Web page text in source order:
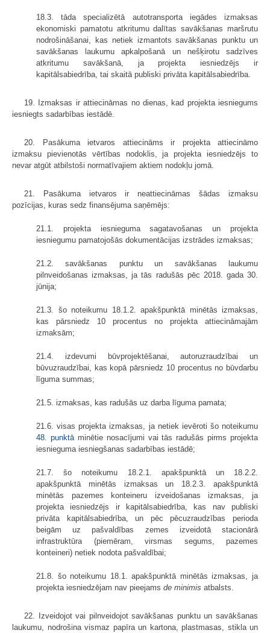
18.3. tāda specializētā autotransporta iegādes izmaksas
ekonomiski pamatotu atkritumu dalītas savākšanas maršrutu
nodrošināšanai, kas netiek izmantots savākšanas punktu un
savākšanas laukumu apkalpošanā un nešķirotu sadzīves
atkritumu savākšanā, ja projekta iesniedzējs ir
kapitālsabiedrība, tai skaitā publiski privāta kapitālsabiedrība.
19. Izmaksas ir attiecināmas no dienas, kad projekta iesniegums
iesniegts sadarbības iestādē.
20. Pasākuma ietvaros attiecināms ir projekta attiecināmo
izmaksu pievienotās vērtības nodoklis, ja projekta iesniedzējs to
nevar atgūt atbilstoši normatīvajiem aktiem nodokļu jomā.
21. Pasākuma ietvaros ir neattiecināmas šādas izmaksu
pozīcijas, kuras sedz finansējuma saņēmējs:
21.1. projekta iesnieguma sagatavošanas un projekta
iesniegumu pamatojošās dokumentācijas izstrādes izmaksas;
21.2. savākšanas punktu un savākšanas laukumu
pilnveidošanas izmaksas, ja tās radušās pēc 2018. gada 30.
jūnija;
21.3. šo noteikumu 18.1.2. apakšpunktā minētās izmaksas,
kas pārsniedz 10 procentus no projekta attiecināmajām
izmaksām;
21.4. izdevumi būvprojektēšanai, autoruzraudzībai un
būvuzraudzībai, kas kopā pārsniedz 10 procentus no būvdarbu
līguma summas;
21.5. izmaksas, kas radušās uz darba līguma pamata;
21.6. visas projekta izmaksas, ja netiek ievēroti šo noteikumu
48. punktāminētie nosacījumi vai tās radušās pirms projekta
iesnieguma iesniegšanas sadarbības iestādē;
21.7. šo noteikumu 18.2.1. apakšpunktā un 18.2.2.
apakšpunktā minētās izmaksas un 18.2.3. apakšpunktā
minētās pazemes konteineru izveidošanas izmaksas, ja
projekta iesniedzējs ir kapitālsabiedrība, kas nav publiski
privāta kapitālsabiedrība, un pēc pēcuzraudzības perioda
beigām uz pašvaldības zemes izveidotā stacionārā
infrastruktūra (piemēram, virsmas segums, pazemes
konteineri) netiek nodota pašvaldībai;
21.8. šo noteikumu 18.1. apakšpunktā minētās izmaksas, ja
projekta iesniedzējam nav pieejams de minimis atbalsts.
22. Izveidojot vai pilnveidojot savākšanas punktu un savākšanas
laukumu, nodrošina vismaz papīra un kartona, plastmasas, stikla un